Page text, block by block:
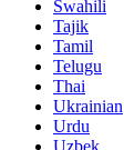
Swahili
Tajik
Tamil
Telugu
Thai
Ukrainian
Urdu